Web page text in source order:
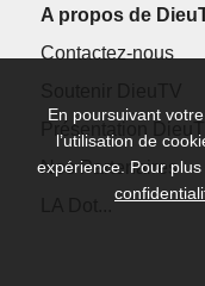
A propos de
Contactez-nous
Présentation
Nos Partenaires
En poursuivant
l’utilisation de
expérience. Pour